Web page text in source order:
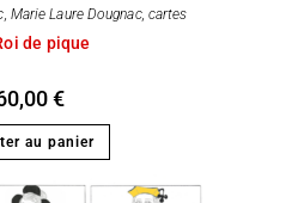
, Marie Laure Dougnac, cartes
de pique
€
au panier